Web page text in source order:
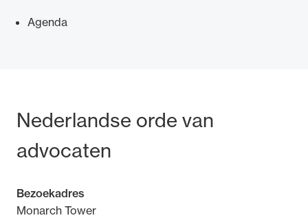
Agenda
Bezoek- en postadres
Nederlandse orde van
advocaten
Bezoekadres
Monarch Tower